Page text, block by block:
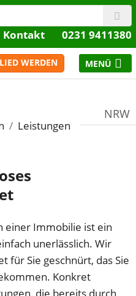
Kontakt 0231 9411380
WERDEN
NRW
Leistungen
einer Immobilie ist ein
unerlässlich. Wir
für Sie geschnürt, das Sie
Konkret